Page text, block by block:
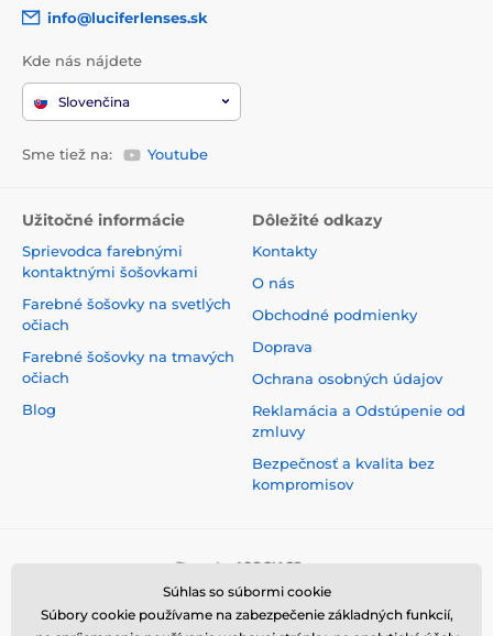
info@luciferlenses.sk
Kde nás nájdete
Slovenčina
Sme tiež na: Youtube
Užitočné informácie
Sprievodca farebnými
kontaktnými šošovkami
Farebné šošovky na svetlých
očiach
Farebné šošovky na tmavých
očiach
Blog
Dôležité odkazy
Kontakty
O nás
Obchodné podmienky
Doprava
Ochrana osobných údajov
Reklamácia a Odstúpenie od
zmluvy
Bezpečnosť a kvalita bez
kompromisov
Súhlas so súbormi cookie
Súbory cookie používame na zabezpečenie základných funkcií,